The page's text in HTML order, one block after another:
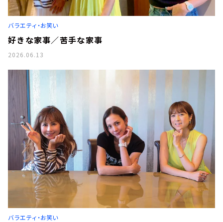
バラエティ・お笑い
好きな家事／苦手な家事
2026.06.13
バラエティ・お笑い